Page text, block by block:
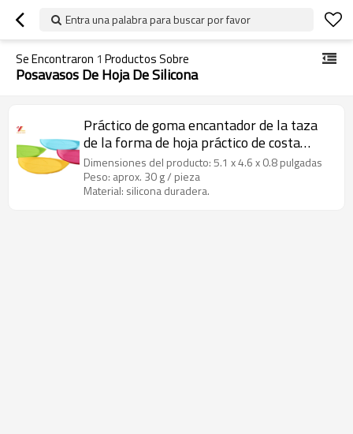
Entra una palabra para buscar por favor
Se Encontraron 1 Productos Sobre
Posavasos De Hoja De Silicona
Práctico de goma encantador de la taza
de la forma de hoja práctico de costa
práctico de goma de la taza
Dimensiones del producto: 5.1 x 4.6 x 0.8 pulgadas
Peso: aprox. 30 g / pieza
Material: silicona duradera.